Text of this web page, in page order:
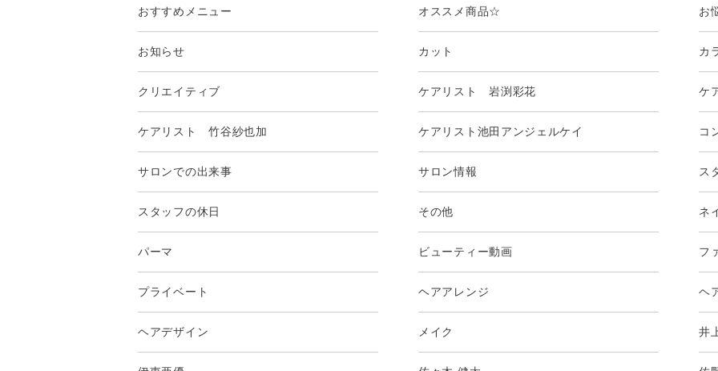
おすすめメニュー オススメ商品☆ お
お知らせ カット カ
クリエイティブ ケアリスト 岩渕彩花 ケ
ケアリスト 竹谷紗也加 ケアリスト池田アンジェルケイ コ
サロンでの出来事 サロン情報 ス
スタッフの休日 その他 ネ
パーマ ビューティー動画 フ
プライベート ヘアアレンジ ヘ
ヘアデザイン メイク 井